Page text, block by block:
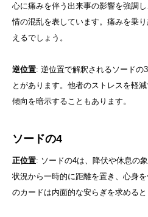
心に痛みを伴う出来事の影響を強調
情の混乱を表しています。痛みを乗
えるでしょう。
逆位置: 逆位置で解釈されるソードの
とがあります。他者のストレスを軽
傾向を暗示することもあります。
ソードの4
正位置: ソードの4は、降伏や休息の
状況から一時的に距離を置き、心身
のカードは内面的な安らぎを求めると